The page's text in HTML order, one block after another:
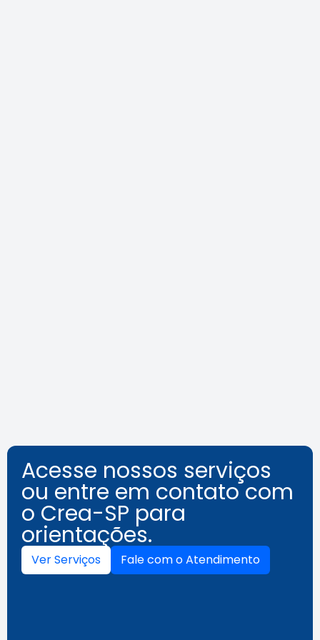
Acesse nossos serviços
ou entre em contato com
o Crea-SP para
orientações.
Ver Serviços Fale com o Atendimento